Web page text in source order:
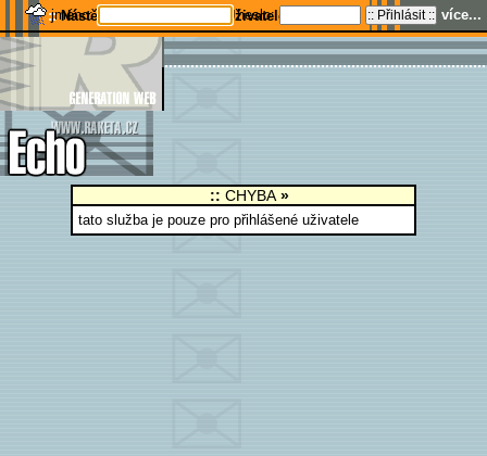
Nástěnky Uživatelé
jméno: heslo: více...
CHYBA
tato služba je pouze pro přihlášené uživatele